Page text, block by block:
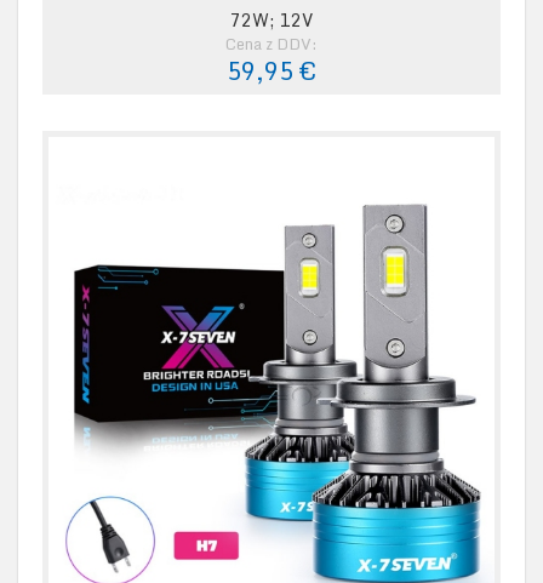
72W; 12V
Cena z DDV:
59,95 €